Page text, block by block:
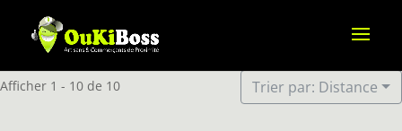
Afficher 1 - 10 de 10 Trier par: Distance